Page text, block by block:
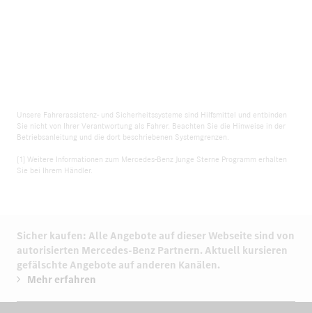
Unsere Fahrerassistenz- und Sicherheitssysteme sind Hilfsmittel und entbinden
Sie nicht von Ihrer Verantwortung als Fahrer. Beachten Sie die Hinweise in der
Betriebsanleitung und die dort beschriebenen Systemgrenzen.
[1] Weitere Informationen zum Mercedes-Benz Junge Sterne Programm erhalten
Sie bei Ihrem Händler.
Sicher kaufen: Alle Angebote auf dieser Webseite sind von
autorisierten Mercedes-Benz Partnern. Aktuell kursieren
gefälschte Angebote auf anderen Kanälen.
Mehr erfahren